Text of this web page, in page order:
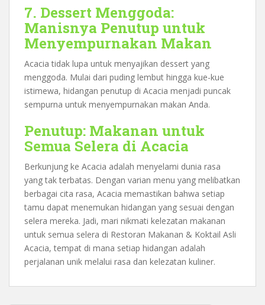
7. Dessert Menggoda:
Manisnya Penutup untuk
Menyempurnakan Makan
Acacia tidak lupa untuk menyajikan dessert yang
menggoda. Mulai dari puding lembut hingga kue-kue
istimewa, hidangan penutup di Acacia menjadi puncak
sempurna untuk menyempurnakan makan Anda.
Penutup: Makanan untuk
Semua Selera di Acacia
Berkunjung ke Acacia adalah menyelami dunia rasa
yang tak terbatas. Dengan varian menu yang melibatkan
berbagai cita rasa, Acacia memastikan bahwa setiap
tamu dapat menemukan hidangan yang sesuai dengan
selera mereka. Jadi, mari nikmati kelezatan makanan
untuk semua selera di Restoran Makanan & Koktail Asli
Acacia, tempat di mana setiap hidangan adalah
perjalanan unik melalui rasa dan kelezatan kuliner.